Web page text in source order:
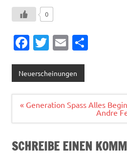
0
Fa
e
b
o
o
k
T
it
te
r
E
ai
l
n
Neuerscheinungen
Beitragsnavigation
« Generation Spass Alles
Andre
SCHREIBE EINEN